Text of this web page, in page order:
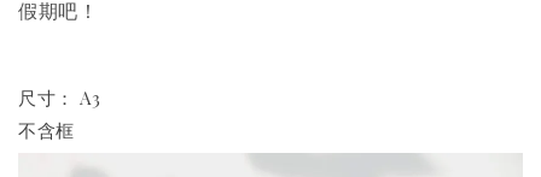
假期吧！
尺寸： A3
不含框